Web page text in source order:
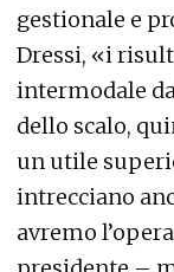
gestionale e
Dressi, «i
intermodale
dello scalo,
un utile
intrecciano
avremo